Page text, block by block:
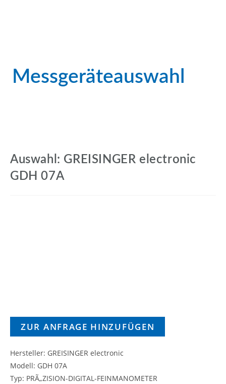
Messgeräteauswahl
Auswahl: GREISINGER electronic
GDH 07A
ZUR ANFRAGE HINZUFÜGEN
Hersteller: GREISINGER electronic
Modell: GDH 07A
Typ: PRÃ„ZISION-DIGITAL-FEINMANOMETER